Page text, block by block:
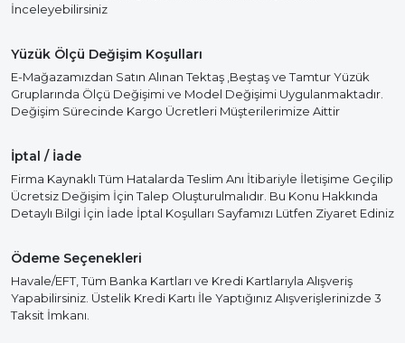
İnceleyebilirsiniz
Yüzük Ölçü Değişim Koşulları
E-Mağazamızdan Satın Alınan Tektaş ,Beştaş ve Tamtur Yüzük
Gruplarında Ölçü Değişimi ve Model Değişimi Uygulanmaktadır.
Değişim Sürecinde Kargo Ücretleri Müşterilerimize Aittir
İptal / İade
Firma Kaynaklı Tüm Hatalarda Teslim Anı İtibariyle İletişime Geçilip
Ücretsiz Değişim İçin Talep Oluşturulmalıdır. Bu Konu Hakkında
Detaylı Bilgi İçin İade İptal Koşulları Sayfamızı Lütfen Ziyaret Ediniz
Ödeme Seçenekleri
Havale/EFT, Tüm Banka Kartları ve Kredi Kartlarıyla Alışveriş
Yapabilirsiniz. Üstelik Kredi Kartı İle Yaptığınız Alışverişlerinizde 3
Taksit İmkanı.